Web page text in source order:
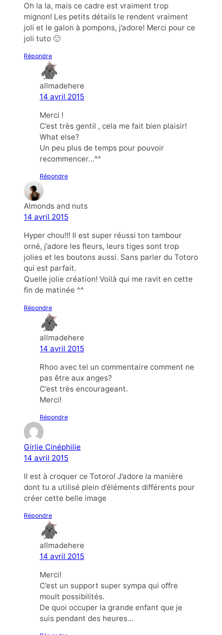
Oh la la, mais ce cadre est vraiment trop
mignon! Les petits détails le rendent vraiment
joli et le galon à pompons, j’adore! Merci pour ce
joli tuto 🙂
Répondre
allmadehere
14 avril 2015
Merci !
C’est très gentil , cela me fait bien plaisir!
What else?
Un peu plus de temps pour pouvoir
recommencer…^^
Répondre
Almonds and nuts
14 avril 2015
Hyper chou!!! Il est super réussi ton tambour
orné, j’adore les fleurs, leurs tiges sont trop
jolies et les boutons aussi. Sans parler du Totoro
qui est parfait.
Quelle jolie création! Voilà qui me ravit en cette
fin de matinée ^^
Répondre
allmadehere
14 avril 2015
Rhoo avec tel un commentaire comment ne
pas être aux anges?
C’est très encourageant.
Merci!
Répondre
Girlie Cinéphilie
14 avril 2015
Il est à croquer ce Totoro! J’adore la manière
dont tu a utilisé plein d’éléments différents pour
créer cette belle image
Répondre
allmadehere
14 avril 2015
Merci!
C’est un support super sympa qui offre
moult possibilités.
De quoi occuper la grande enfant que je
suis pendant des heures…